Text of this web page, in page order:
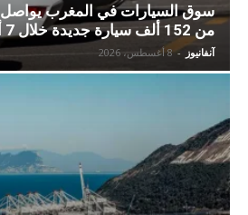
سوق السيارات في المغرب يواصل
من 152 ألف سيارة جديدة خلال 7 أشهر
آنفانيوز - 8 أغسطس، 2026